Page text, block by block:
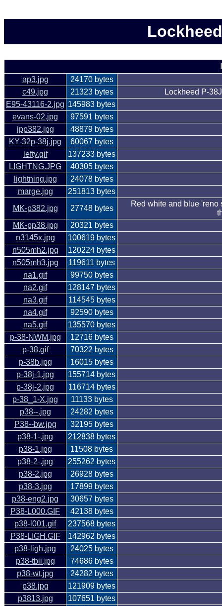
ap3.jpg
24170 bytes
c49.jpg
21323 bytes
Lockheed P-
E95-43116-2.jpg 145983 bytes
evans-02.jpg
97591 bytes
jpp382.jpg
48879 bytes
KY-32p-38j.jpg
60067 bytes
lefty.gif
137233 bytes
LIGHTNG.JPG
40305 bytes
lightning.jpg
24078 bytes
marge.jpg
251813 bytes
MK-p382.jpg
27748 bytes
Red white and blue 'reno
MK-pp38.jpg
20321 bytes
n3145x.jpg
100619 bytes
n505mh2.jpg
120224 bytes
n505mh3.jpg
119611 bytes
na1.gif
99750 bytes
na2.gif
128147 bytes
na3.gif
114545 bytes
na4.gif
92590 bytes
na5.gif
135570 bytes
p-38-NWM.jpg
12716 bytes
p-38.gif
70322 bytes
p-38b.jpg
16015 bytes
p-38j-1.jpg
155714 bytes
p-38j-2.jpg
116714 bytes
p-38_1-X.jpg
11133 bytes
p38--.jpg
24282 bytes
P38--bw.jpg
32195 bytes
p38-1-.jpg
212838 bytes
p38-1.jpg
11508 bytes
p38-2-.jpg
255262 bytes
p38-2.jpg
26928 bytes
p38-3.jpg
17899 bytes
p38-eng2.jpg
30657 bytes
P38-L000.GIF
42138 bytes
p38-l001.gif
237568 bytes
P38-LIGH.GIF
142962 bytes
p38-ligh.jpg
24025 bytes
p38-tbii.jpg
74686 bytes
p38-wt.jpg
24282 bytes
p38.jpg
121909 bytes
p3813.jpg
107651 bytes